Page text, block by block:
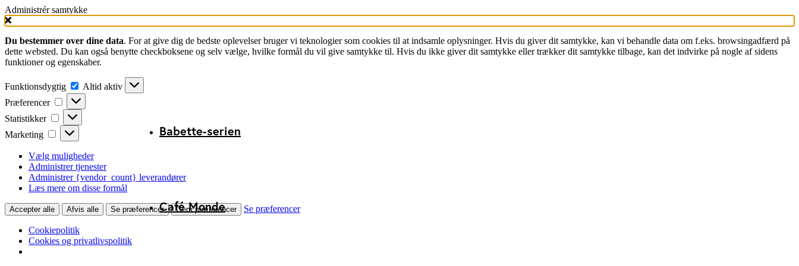
Administrér samtykke
Du bestemmer over dine data. For at give dig de bedste oplevelser bruger vi teknologier som cookies til at indsamle oplysninger. Hvis du giver dit samtykke, kan vi behandle data om f.eks. browsingadfærd på
dette websted. Du kan også benytte checkboksene og selv vælge, hvilke formål du vil give samtykke til. Hvis du ikke giver dit samtykke eller trækker dit samtykke tilbage, kan det indvirke på nogle af sidens
funktioner og egenskaber.
Funktionsdygtig Funktionsdygtig
Altid aktiv
Præferencer
Præferencer
Statistikker Statistikker
Marketing Marketing
Vælg muligheder
Administrer tjenester
Administrer {vendor_count} leverandører
Læs mere om disse formål
Accepter alle Afvis alle Se præferencer Gem præferencer Se præferencer
Cookiepolitik
Cookies og privatlivspolitik
Review
Mød forlæggeren
Babette-serien
Café Monde